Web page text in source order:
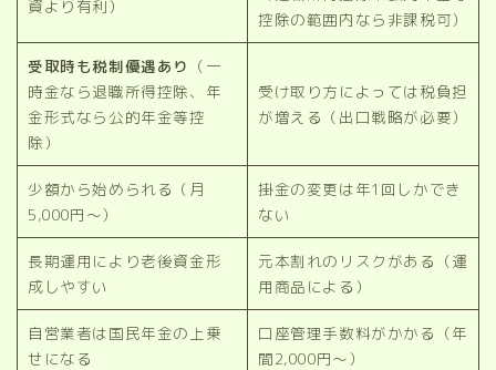
資より有利）
控除の範囲内なら非課税可）
受取時も税制優遇あり （一
時金なら退職所得控除、年
金形式なら公的年金等控
除）
受け取り方によっては税負担
が増える（出口戦略が必要）
少額から始められる（月
5,000円〜）
掛金の変更は年1回しかでき
ない
長期運用により老後資金形
成しやすい
元本割れのリスクがある（運
用商品による）
自営業者は国民年金の上乗
せになる
口座管理手数料がかかる（年
間2,000円〜）